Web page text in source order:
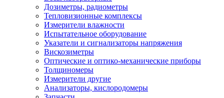
Дозиметры, радиометры
Тепловизионные комплексы
Измерители влажности
Испытательное оборудование
Указатели и сигнализаторы напряжения
Вискозиметры
Оптические и оптико-механические приборы
Толщиномеры
Измерители другие
Анализаторы, кислородомеры